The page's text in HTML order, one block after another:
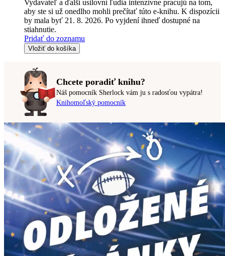
Vydavateľ a ďalší usilovní ľudia intenzívne pracujú na tom,
aby ste si už onedlho mohli prečítať túto e-knihu. K dispozícii
by mala byť 21. 8. 2026. Po vyjdení ihneď dostupné na
stiahnutie.
Pridať do zoznamu
Vložiť do košíka
Chcete poradiť knihu?
Náš pomocník Sherlock vám ju s radosťou vypátra!
Knihomoľský pomocník